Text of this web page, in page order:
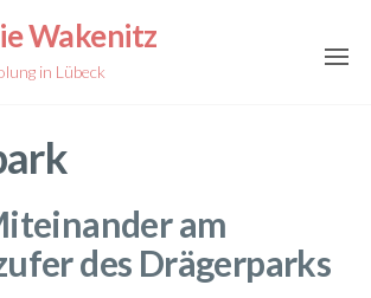
Wakenitz
in Lübeck
am
des Drägerparks